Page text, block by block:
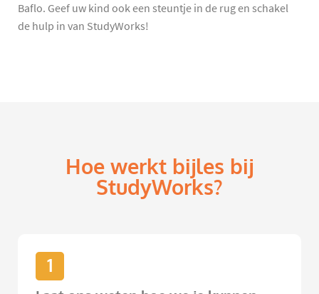
Baflo. Geef uw kind ook een steuntje in de rug en schakel
de hulp in van StudyWorks!
Hoe werkt bijles bij
StudyWorks?
1